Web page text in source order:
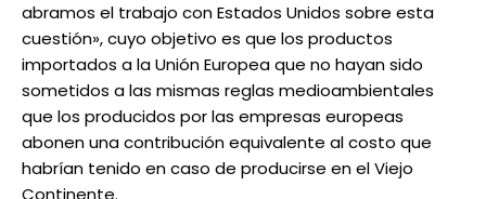
abramos el trabajo con Estados Unidos sobre esta
cuestión», cuyo objetivo es que los productos
importados a la Unión Europea que no hayan sido
sometidos a las mismas reglas medioambientales
que los producidos por las empresas europeas
abonen una contribución equivalente al costo que
habrían tenido en caso de producirse en el Viejo